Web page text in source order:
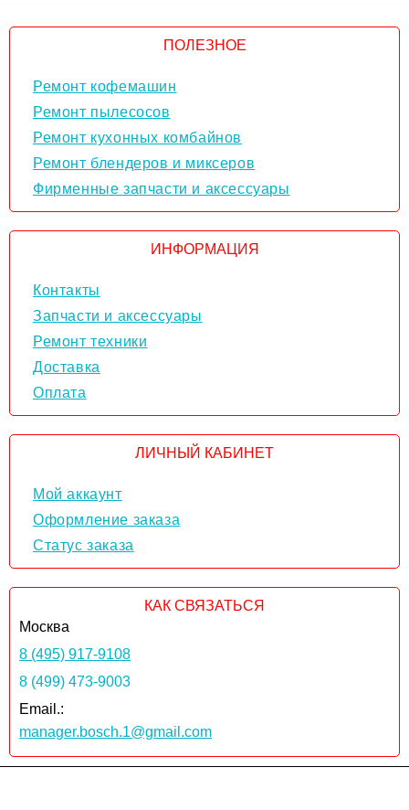
ПОЛЕЗНОЕ
Ремонт кофемашин
Ремонт пылесосов
Ремонт кухонных комбайнов
Ремонт блендеров и миксеров
Фирменные запчасти и аксессуары
ИНФОРМАЦИЯ
Контакты
Запчасти и аксессуары
Ремонт техники
Доставка
Оплата
ЛИЧНЫЙ КАБИНЕТ
Мой аккаунт
Оформление заказа
Статус заказа
КАК СВЯЗАТЬСЯ
Москва
8 (495) 917-9108
8 (499) 473-9003
Email.:
manager.bosch.1@gmail.com